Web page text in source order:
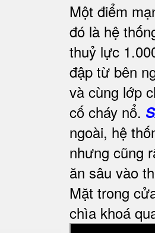
Một điểm
đó là hệ
thuỷ lực
đập từ bên
và cùng lớp
cố cháy nổ.
ngoài, hệ
nhưng cũng
ăn sâu vào
Mặt trong
chìa khoá